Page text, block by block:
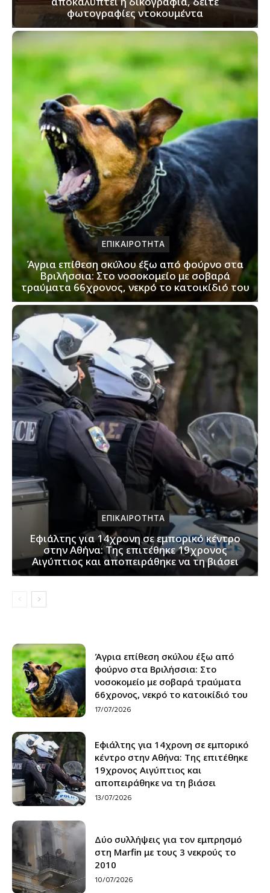
φωτογραφίες ντοκουμέντα
ΕΠΙΚΑΙΡΟΤΗΤΑ
Άγρια επίθεση σκύλου έξω από φούρνο στα
Βριλήσσια: Στο νοσοκομείο με σοβαρά
τραύματα 66χρονος, νεκρό το κατοικίδιό του
ΕΠΙΚΑΙΡΟΤΗΤΑ
Εφιάλτης για 14χρονη σε εμπορικό κέντρο
στην Αθήνα: Της επιτέθηκε 19χρονος
Αιγύπτιος και αποπειράθηκε να τη βιάσει
Άγρια επίθεση σκύλου έξω από
φούρνο στα Βριλήσσια: Στο
νοσοκομείο με σοβαρά τραύματα
66χρονος, νεκρό το κατοικίδιό του
17/07/2026
Εφιάλτης για 14χρονη σε εμπορικό
κέντρο στην Αθήνα: Της επιτέθηκε
19χρονος Αιγύπτιος και
αποπειράθηκε να τη βιάσει
13/07/2026
Δύο συλλήψεις για τον εμπρησμό
στη Marfin με τους 3 νεκρούς το
2010
10/07/2026